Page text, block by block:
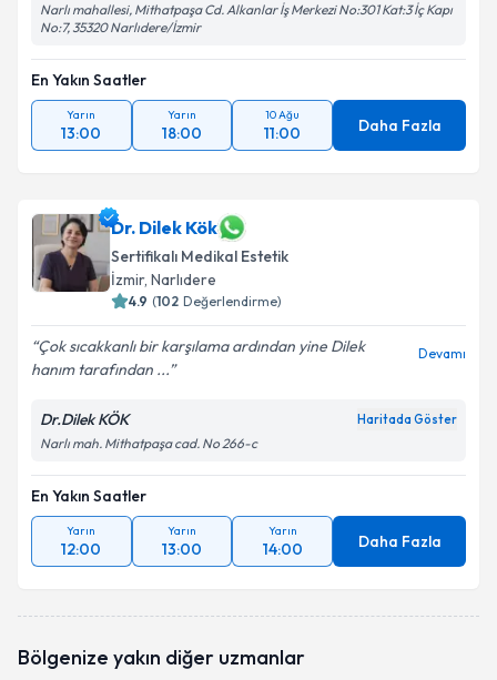
Narlı mahallesi, Mithatpaşa Cd. Alkanlar İş Merkezi No:301 Kat:3 İç Kapı
No:7, 35320 Narlıdere/İzmir
En Yakın Saatler
Yarın
13:00
Yarın
18:00
10 Ağu
11:00 Daha Fazla
Dr. Dilek Kök
Sertifikalı Medikal Estetik
İzmir, Narlıdere
4.9 (102 Değerlendirme)
Çok sıcakkanlı bir karşılama ardından yine Dilek
hanım tarafından ...
Devamı
Dr.Dilek KÖK Haritada Göster
Narlı mah. Mithatpaşa cad. No 266-c
En Yakın Saatler
Yarın
12:00
Yarın
13:00
Yarın
14:00 Daha Fazla
Bölgenize yakın diğer uzmanlar